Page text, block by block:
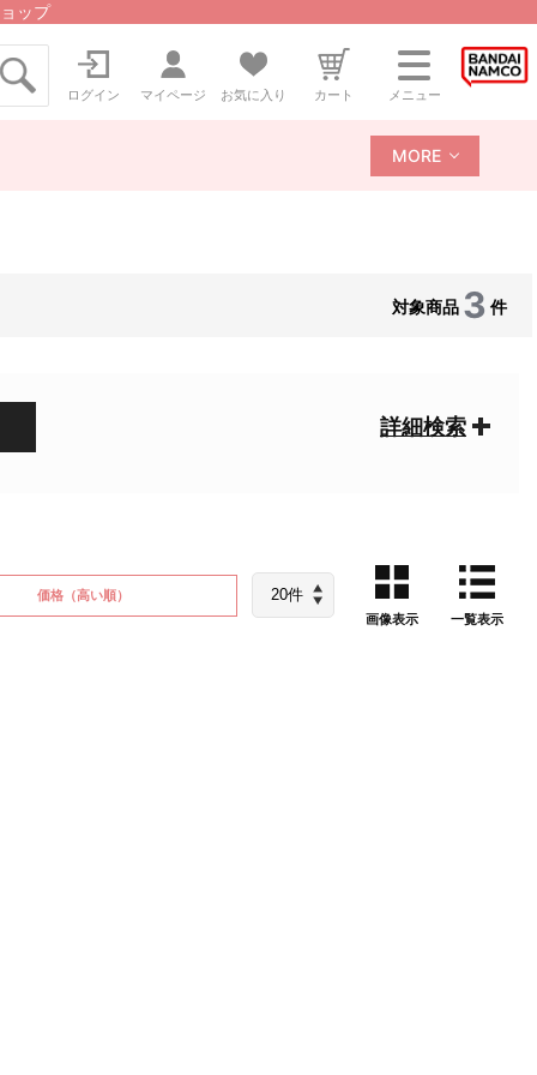
ップ
ログイン マイページ お気に入り カート メニュー
MORE
対象商品 3 件
詳細検索
価格（高い順）
画像表示
一覧表示